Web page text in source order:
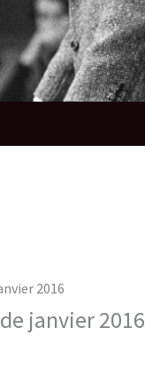
2016
janvier 2016